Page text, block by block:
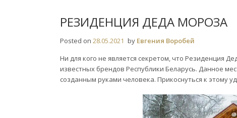
РЕЗИДЕНЦИЯ ДЕДА МОРОЗА
Posted on 28.05.2021 by Евгения Воробей
Ни для кого не является секретом, что Резиденция
известных брендов Республики Беларусь. Данное
созданным руками человека. Прикоснуться к этому